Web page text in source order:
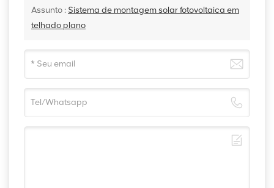
Assunto : Sistema de montagem solar fotovoltaica em
telhado plano